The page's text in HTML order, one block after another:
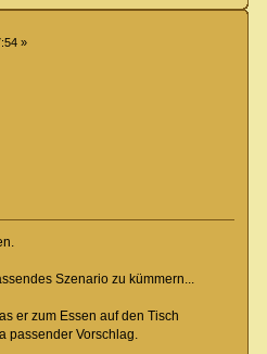
»
Szenario zu kümmern...
er zum Essen auf den Tisch
passender Vorschlag.